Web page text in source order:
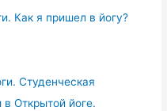
Как я пришел в йогу?
Студенческая
Открытой йоге.